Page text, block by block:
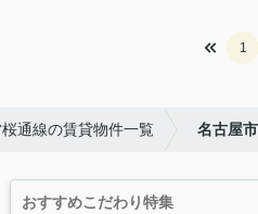
1
通線の賃貸物件一覧 名古屋
おすすめこだわり特集